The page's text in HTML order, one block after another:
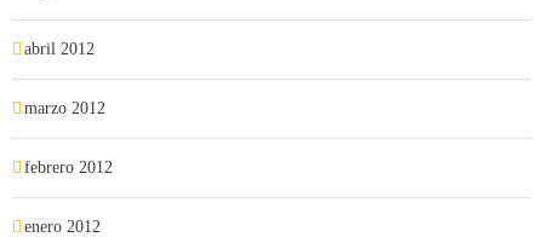
abril 2012
marzo 2012
febrero 2012
enero 2012